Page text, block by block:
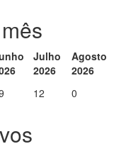
Julho
2026
Agosto
2026
12 0